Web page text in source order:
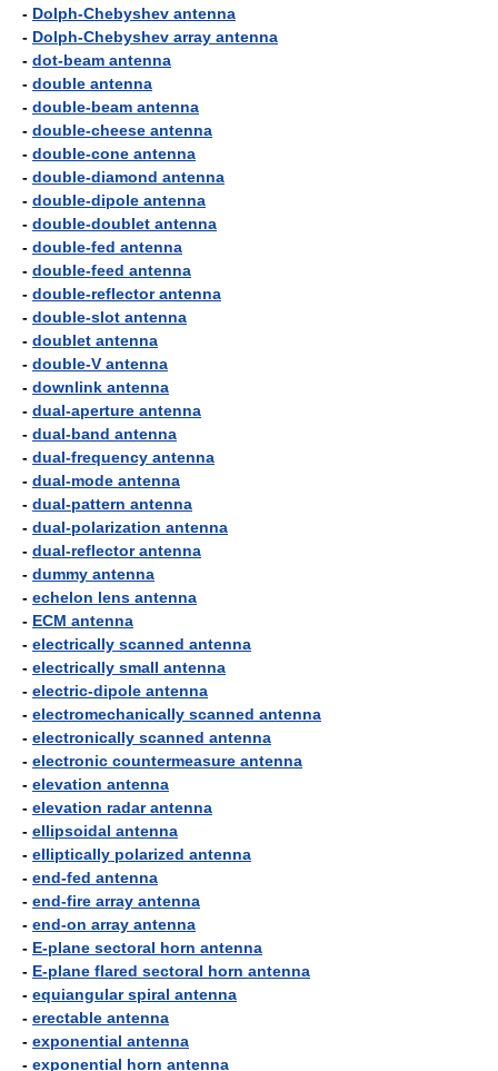
- Dolph-Chebyshev antenna
- Dolph-Chebyshev array antenna
- dot-beam antenna
- double antenna
- double-beam antenna
- double-cheese antenna
- double-cone antenna
- double-diamond antenna
- double-dipole antenna
- double-doublet antenna
- double-fed antenna
- double-feed antenna
- double-reflector antenna
- double-slot antenna
- doublet antenna
- double-V antenna
- downlink antenna
- dual-aperture antenna
- dual-band antenna
- dual-frequency antenna
- dual-mode antenna
- dual-pattern antenna
- dual-polarization antenna
- dual-reflector antenna
- dummy antenna
- echelon lens antenna
- ECM antenna
- electrically scanned antenna
- electrically small antenna
- electric-dipole antenna
- electromechanically scanned antenna
- electronically scanned antenna
- electronic countermeasure antenna
- elevation antenna
- elevation radar antenna
- ellipsoidal antenna
- elliptically polarized antenna
- end-fed antenna
- end-fire array antenna
- end-on array antenna
- E-plane sectoral horn antenna
- E-plane flared sectoral horn antenna
- equiangular spiral antenna
- erectable antenna
- exponential antenna
- exponential horn antenna